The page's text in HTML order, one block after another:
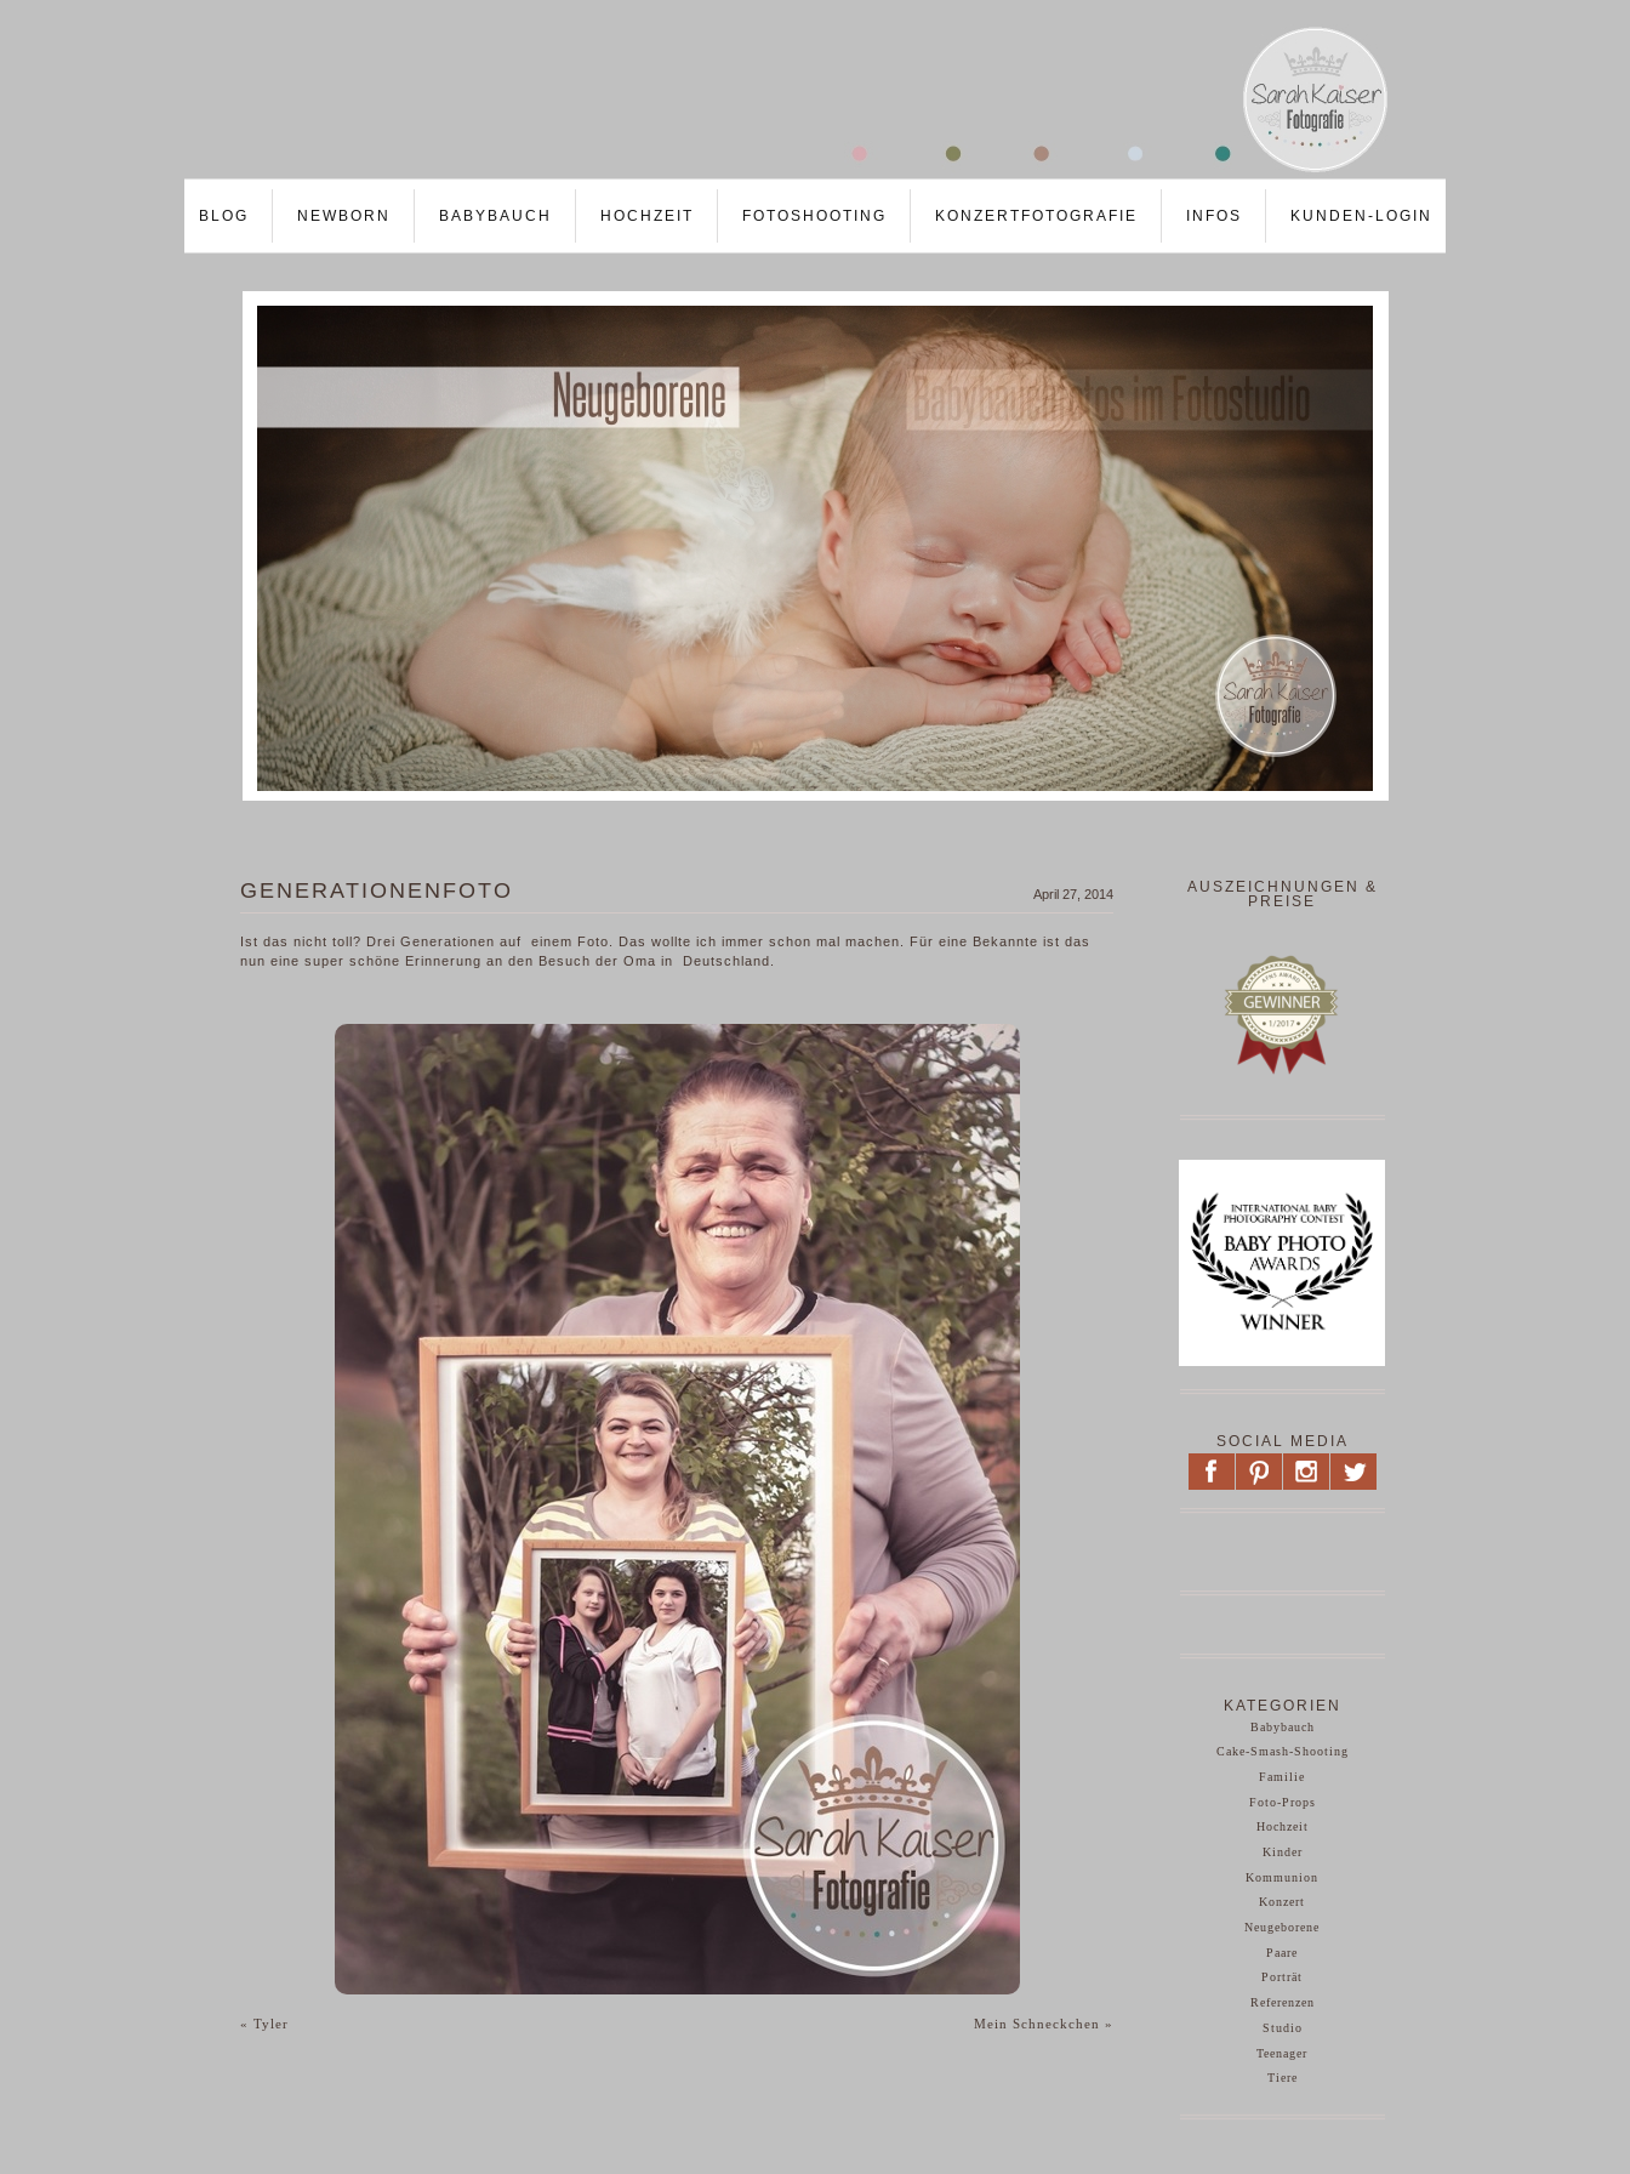
BLOG NEWBORN BABYBAUCH HOCHZEIT FOTOSHOOTING KONZERTFOTOGRAFIE INFOS KUNDEN-LOGIN
April 27, 2014
GENERATIONENFOTO
Ist das nicht toll? Drei Generationen auf einem Foto. Das wollte ich immer schon mal machen. Für eine Bekannte ist das
nun eine super schöne Erinnerung an den Besuch der Oma in Deutschland.
« Tyler Mein Schneckchen »
AUSZEICHNUNGEN &
PREISE
SOCIAL MEDIA
KATEGORIEN
Babybauch
Cake-Smash-Shooting
Familie
Foto-Props
Hochzeit
Kinder
Kommunion
Konzert
Neugeborene
Paare
Porträt
Referenzen
Studio
Teenager
Tiere